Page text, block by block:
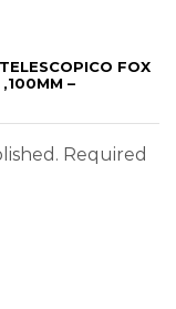
FOX
,100MM –
Required